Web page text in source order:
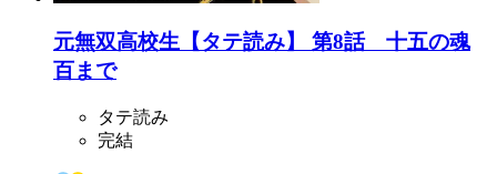
元無双高校生【タテ読み】 第8話 十五の魂
百まで
タテ読み
完結